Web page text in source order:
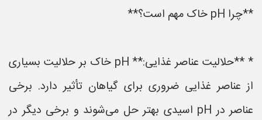
**چرا pH خاک مهم است؟**
* **حلالیت عناصر غذایی:** pH خاک بر حلالیت بسیاری
از عناصر غذایی ضروری برای گیاهان تأثیر دارد. برخی
عناصر در pH اسیدی بهتر حل می‌شوند و برخی دیگر در